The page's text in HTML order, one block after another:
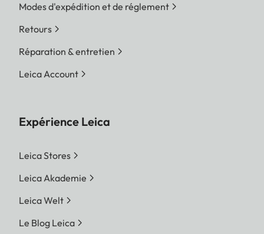
Modes d'expédition et de réglement
Retours
Réparation & entretien
Leica Account
Expérience Leica
Leica Stores
Leica Akademie
Leica Welt
Le Blog Leica